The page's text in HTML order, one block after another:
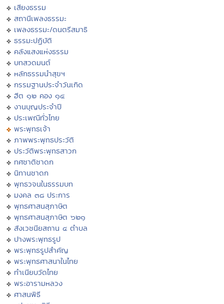
เสียงธรรม
สถานีเพลงธรรมะ
เพลงธรรมะ/ดนตรีสมาธิ
ธรรมะปฏิบัติ
คลังแสงแห่งธรรม
บทสวดมนต์
หลักธรรมนำสุขฯ
กรรมฐานประจำวันเกิด
ฮีต ๑๒ คอง ๑๔
งานบุญประจำปี
ประเพณีทั่วไทย
พระพุทธเจ้า
ภาพพระพุทธประวัติ
ประวัติพระพุทธสาวก
ทศชาติชาดก
นิทานชาดก
พุทธวจนในธรรมบท
มงคล ๓๘ ประการ
พุทธศาสนสุภาษิต
พุทธศาสนสุภาษิต ๖๒๑
สังเวชนียสถาน ๔ ตำบล
ปางพระพุทธรูป
พระพุทธรูปสำคัญ
พระพุทธศาสนาในไทย
ทำเนียบวัดไทย
พระอารามหลวง
ศาสนพิธี